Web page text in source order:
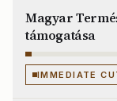
Magyar
támogatása
IMMEDIATE